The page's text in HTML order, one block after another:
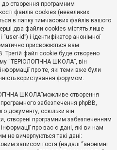
створення програмним
файлів cookies (невеликих
в папку тимчасових файлів вашого
два файли cookies містять лише
id”) і ідентифікатор анонімної
присвоюються вам
Третій файл cookie буде створено
“ТЕРІОЛОГІЧНА ШКОЛА”, він
про те, які теми вже були
користування форумом.
ШКОЛА”можливе створення
забезпечення phpBB,
документу, оскільки він
створені програмним забезпеченням
про вас є дані, які ви нам
не вичерпуються такі дані:
записом гостя (надалі “анонімні